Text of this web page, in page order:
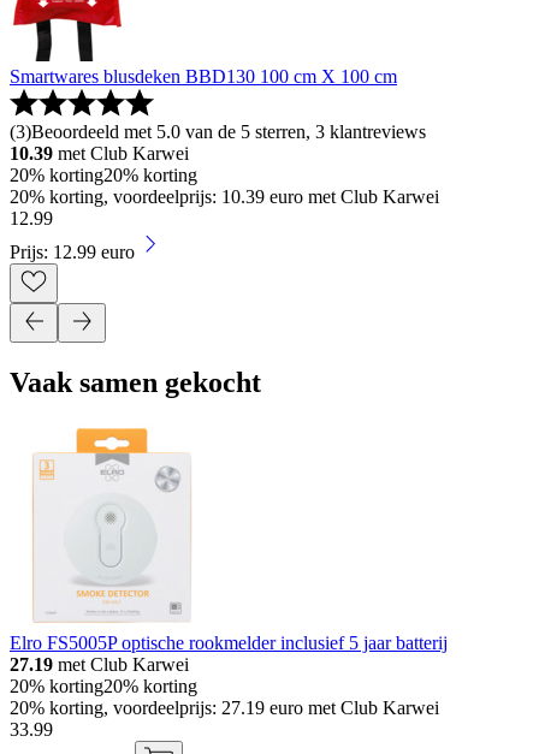
Smartwares blusdeken BBD130 100 cm X 100 cm
(3)Beoordeeld met 5.0 van de 5 sterren, 3 klantreviews
10.39 met Club Karwei
20% korting20% korting
20% korting, voordeelprijs: 10.39 euro met Club Karwei
12.99
Prijs: 12.99 euro
Vaak samen gekocht
Elro FS5005P optische rookmelder inclusief 5 jaar batterij
27.19 met Club Karwei
20% korting20% korting
20% korting, voordeelprijs: 27.19 euro met Club Karwei
33.99